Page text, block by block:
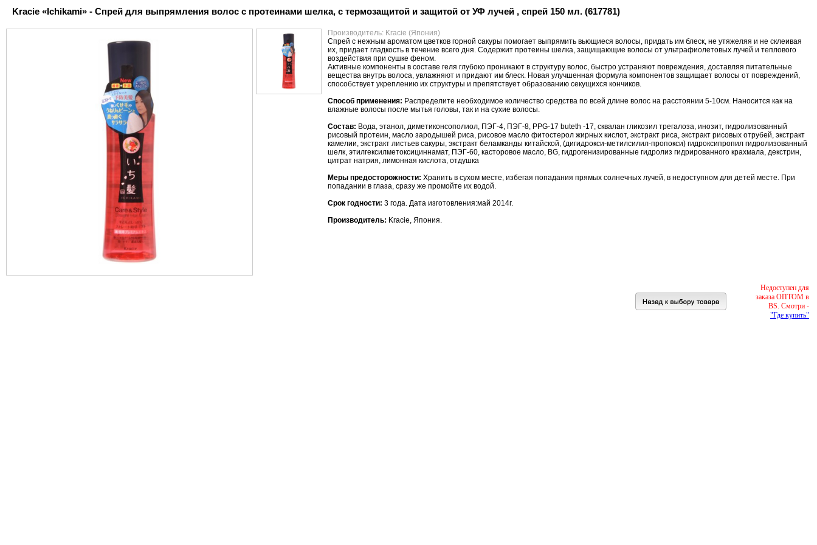
Kracie «Ichikami» - Спрей для выпрямления волос с протеинами шелка, с термозащитой и защитой от УФ лучей , спрей 150 мл. (617781)
Производитель: Kracie (Япония)
Спрей с нежным ароматом цветков горной сакуры помогает выпрямить вьющиеся волосы, придать им блеск, не утяжеляя и не склеивая
их, придает гладкость в течение всего дня. Содержит протеины шелка, защищающие волосы от ультрафиолетовых лучей и теплового
воздействия при сушке феном.
Активные компоненты в составе геля глубоко проникают в структуру волос, быстро устраняют повреждения, доставляя питательные
вещества внутрь волоса, увлажняют и придают им блеск. Новая улучшенная формула компонентов защищает волосы от повреждений,
способствует укреплению их структуры и препятствует образованию секущихся кончиков.
Способ применения: Распределите необходимое количество средства по всей длине волос на расстоянии 5-10см. Наносится как на
влажные волосы после мытья головы, так и на сухие волосы.
Состав: Вода, этанол, диметиконсополиол, ПЭГ-4, ПЭГ-8, PPG-17 buteth -17, сквалан гликозил трегалоза, инозит, гидролизованный
рисовый протеин, масло зародышей риса, рисовое масло фитостерол жирных кислот, экстракт риса, экстракт рисовых отрубей, экстракт
камелии, экстракт листьев сакуры, экстракт беламканды китайской, (дигидрокси-метилсилил-пропокси) гидроксипропил гидролизованный
шелк, этилгексилметоксициннамат, ПЭГ-60, касторовое масло, BG, гидрогенизированные гидролиз гидрированного крахмала, декстрин,
цитрат натрия, лимонная кислота, отдушка
Меры предосторожности: Хранить в сухом месте, избегая попадания прямых солнечных лучей, в недоступном для детей месте. При
попадании в глаза, сразу же промойте их водой.
Срок годности: 3 года. Дата изготовления:май 2014г.
Производитель: Kracie, Япония.
Недоступен для
заказа ОПТОМ в
BS. Смотри -
"Где купить"